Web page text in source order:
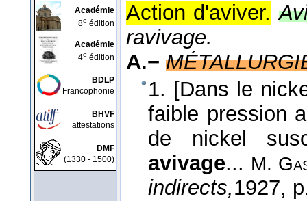
Académie
8e édition
Académie
4e édition
BDLP
Francophonie
BHVF
attestations
DMF
(1330 - 1500)
Action d'aviver.
ravivage.
A.−
1. [Dans le
faible pression
de nickel
avivage... M.
indirects,1927,